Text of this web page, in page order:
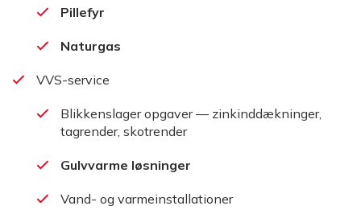
Pillefyr
Naturgas
VVS-service
Blikkenslager opgaver — zinkinddækninger,
tagrender, skotrender
Gulvvarme løsninger
Vand- og varmeinstallationer